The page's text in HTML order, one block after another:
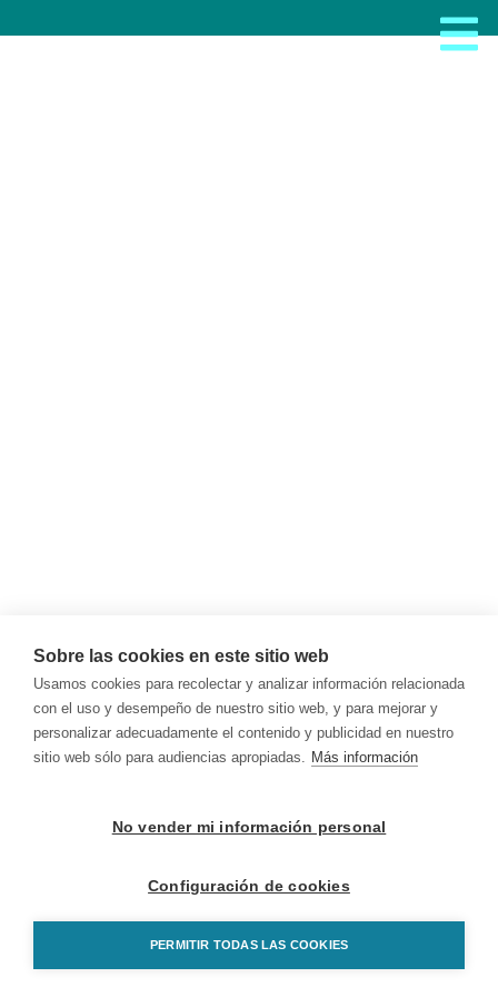
Sobre las cookies en este sitio web
Usamos cookies para recolectar y analizar información relacionada
con el uso y desempeño de nuestro sitio web, y para mejorar y
personalizar adecuadamente el contenido y publicidad en nuestro
sitio web sólo para audiencias apropiadas. Más información
No vender mi información personal
Configuración de cookies
PERMITIR TODAS LAS COOKIES